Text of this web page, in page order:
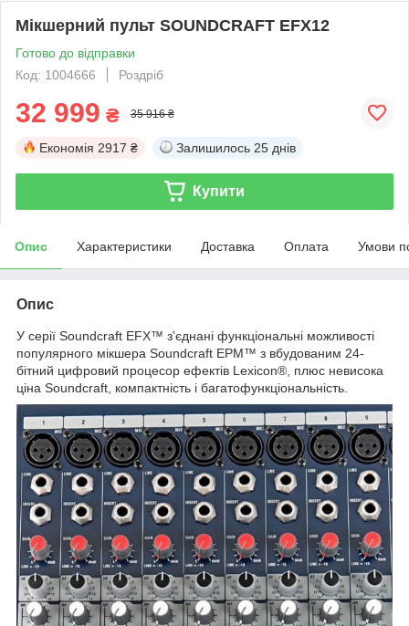
Мікшерний пульт SOUNDCRAFT EFX12
Готово до відправки
Код: 1004666
Роздріб
32 999 ₴ 35 916 ₴
Економія 2917 ₴ Залишилось 25 днів
Купити
Опис Характеристики Доставка Оплата Умови
Опис
У серії Soundcraft EFX™ з'єднані функціональні можливості
популярного мікшера Soundcraft EPM™ з вбудованим 24-
бітний цифровий процесор ефектів Lexicon®, плюс невисока
ціна Soundcraft, компактність і багатофункціональність.